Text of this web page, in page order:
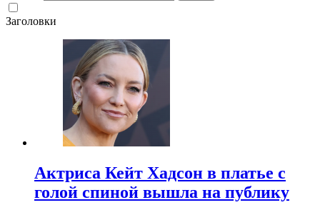
Заголовки
Актриса Кейт Хадсон в платье с
голой спиной вышла на публику